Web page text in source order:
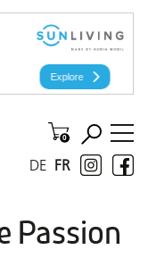
FR
DE